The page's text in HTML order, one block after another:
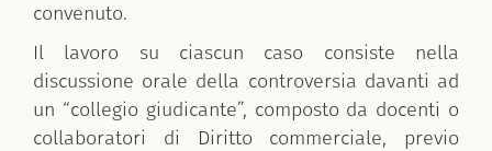
convenuto.
Il lavoro su ciascun caso consiste nella
discussione orale della controversia davanti ad
un “collegio giudicante”, composto da docenti o
collaboratori di Diritto commerciale, previo